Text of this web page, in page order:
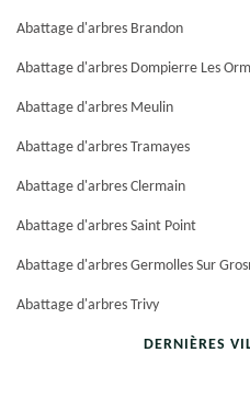
Abattage d'arbres Brandon
Abattage d'arbres Dompierre Les
Abattage d'arbres Meulin
Abattage d'arbres Tramayes
Abattage d'arbres Clermain
Abattage d'arbres Saint Point
Abattage d'arbres Germolles Sur
Abattage d'arbres Trivy
DERNIÈRES